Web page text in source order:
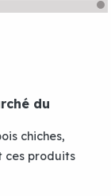
du
chiches,
ces produits